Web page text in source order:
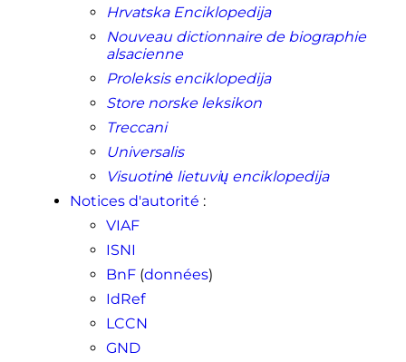
Hrvatska Enciklopedija
Nouveau dictionnaire de biographie
alsacienne
Proleksis enciklopedija
Store norske leksikon
Treccani
Universalis
Visuotinė lietuvių enciklopedija
Notices d'autorité :
VIAF
ISNI
BnF(données)
IdRef
LCCN
GND